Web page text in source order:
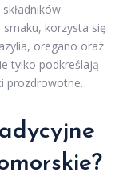
korzysta się
oregano oraz
tylko podkreślają
prozdrowotne.